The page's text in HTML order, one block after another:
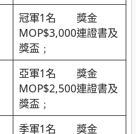
冠軍1名 獎金
MOP$3,000連證書及
獎盃﹔
亞軍1名 獎金
MOP$2,500連證書及
獎盃﹔
季軍1名 獎金